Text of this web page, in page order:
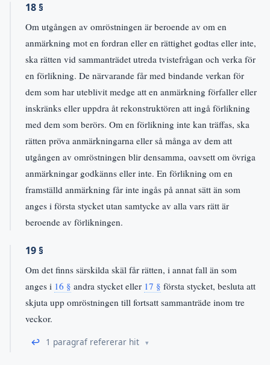
18 §
Om utgången av omröstningen är beroende av om en
anmärkning mot en fordran eller en rättighet godtas eller inte,
ska rätten vid sammanträdet utreda tvistefrågan och verka för
en förlikning. De närvarande får med bindande verkan för
dem som har uteblivit medge att en anmärkning förfaller eller
inskränks eller uppdra åt rekonstruktören att ingå förlikning
med dem som berörs. Om en förlikning inte kan träffas, ska
rätten pröva anmärkningarna eller så många av dem att
utgången av omröstningen blir densamma, oavsett om övriga
anmärkningar godkänns eller inte. En förlikning om en
framställd anmärkning får inte ingås på annat sätt än som
anges i första stycket utan samtycke av alla vars rätt är
beroende av förlikningen.
19 §
Om det finns särskilda skäl får rätten, i annat fall än som
anges i 16 § andra stycket eller 17 § första stycket, besluta att
skjuta upp omröstningen till fortsatt sammanträde inom tre
veckor.
↩ 1 paragraf refererar hit